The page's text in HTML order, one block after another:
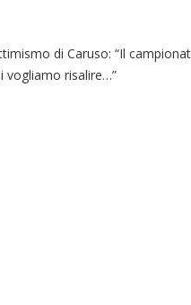
di Caruso: “Il
vogliamo risalire…”